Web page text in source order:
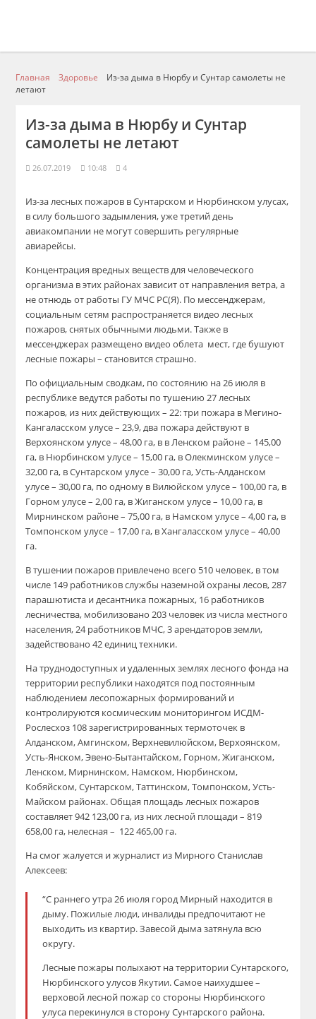
Главная Здоровье
Из-за дыма в Нюрбу и Сунтар самолеты не
летают
Из-за дыма в Нюрбу и Сунтар
самолеты не летают
26.07.2019 10:48 4
Из-за лесных пожаров в Сунтарском и Нюрбинском улусах,
в силу большого задымления, уже третий день
авиакомпании не могут совершить регулярные
авиарейсы.
Концентрация вредных веществ для человеческого
организма в этих районах зависит от направления ветра, а
не отнюдь от работы ГУ МЧС РС(Я). По мессенджерам,
социальным сетям распространяется видео лесных
пожаров, снятых обычными людьми. Также в
мессенджерах размещено видео облета мест, где бушуют
лесные пожары – становится страшно.
По официальным сводкам, по состоянию на 26 июля в
республике ведутся работы по тушению 27 лесных
пожаров, из них действующих – 22: три пожара в Мегино-
Кангаласском улусе – 23,9, два пожара действуют в
Верхоянском улусе – 48,00 га, в в Ленском районе – 145,00
га, в Нюрбинском улусе – 15,00 га, в Олекминском улусе –
32,00 га, в Сунтарском улусе – 30,00 га, Усть-Алданском
улусе – 30,00 га, по одному в Вилюйском улусе – 100,00 га, в
Горном улусе – 2,00 га, в Жиганском улусе – 10,00 га, в
Мирнинском районе – 75,00 га, в Намском улусе – 4,00 га, в
Томпонском улусе – 17,00 га, в Хангаласском улусе – 40,00
га.
В тушении пожаров привлечено всего 510 человек, в том
числе 149 работников службы наземной охраны лесов, 287
парашютиста и десантника пожарных, 16 работников
лесничества, мобилизовано 203 человек из числа местного
населения, 24 работников МЧС, 3 арендаторов земли,
задействовано 42 единиц техники.
На труднодоступных и удаленных землях лесного фонда на
территории республики находятся под постоянным
наблюдением лесопожарных формирований и
контролируются космическим мониторингом ИСДМ-
Рослесхоз 108 зарегистрированных термоточек в
Алданском, Амгинском, Верхневилюйском, Верхоянском,
Усть-Янском, Эвено-Бытантайском, Горном, Жиганском,
Ленском, Мирнинском, Намском, Нюрбинском,
Кобяйском, Сунтарском, Таттинском, Томпонском, Усть-
Майском районах. Общая площадь лесных пожаров
составляет 942 123,00 га, из них лесной площади – 819
658,00 га, нелесная – 122 465,00 га.
На смог жалуется и журналист из Мирного Станислав
Алексеев:
“С раннего утра 26 июля город Мирный находится в
дыму. Пожилые люди, инвалиды предпочитают не
выходить из квартир. Завесой дыма затянула всю
округу.
Лесные пожары полыхают на территории Сунтарского,
Нюрбинского улусов Якутии. Самое наихудшее –
верховой лесной пожар со стороны Нюрбинского
улуса перекинулся в сторону Сунтарского района.